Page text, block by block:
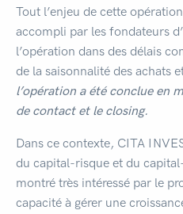
Tout l’enjeu de cette
accompli par les fondateurs
l’opération dans des délais
de la saisonnalité des achats
l’opération a été conclue en
de contact et le closing.
Dans ce contexte, CITA
du capital-risque et du
montré très intéressé par le
capacité à gérer une